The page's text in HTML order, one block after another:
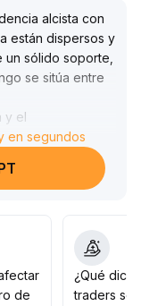
alcista con
están dispersos y
sólido soporte,
se sitúa entre
y el
la
la preferencia
plazo, se
soporte,
positivos
en segundos
de
¿Qué
traders